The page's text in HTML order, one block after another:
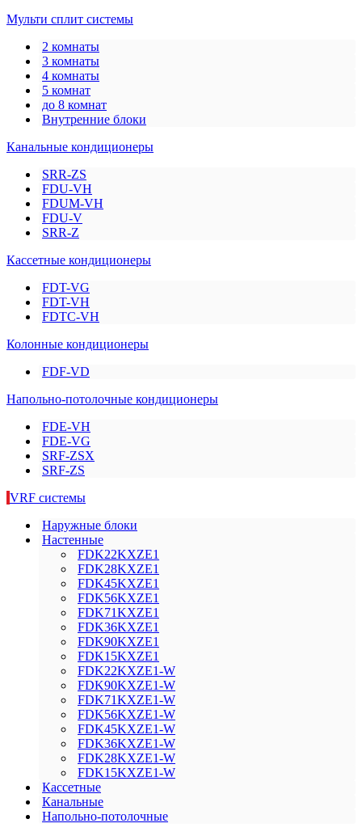
Мульти сплит системы
2 комнаты
3 комнаты
4 комнаты
5 комнат
до 8 комнат
Внутренние блоки
Канальные кондиционеры
SRR-ZS
FDU-VH
FDUM-VH
FDU-V
SRR-Z
Кассетные кондиционеры
FDT-VG
FDT-VH
FDTC-VH
Колонные кондиционеры
FDF-VD
Напольно-потолочные кондиционеры
FDE-VH
FDE-VG
SRF-ZSX
SRF-ZS
VRF системы
Наружные блоки
Настенные
FDK22KXZE1
FDK28KXZE1
FDK45KXZE1
FDK56KXZE1
FDK71KXZE1
FDK36KXZE1
FDK90KXZE1
FDK15KXZE1
FDK22KXZE1-W
FDK90KXZE1-W
FDK71KXZE1-W
FDK56KXZE1-W
FDK45KXZE1-W
FDK36KXZE1-W
FDK28KXZE1-W
FDK15KXZE1-W
Кассетные
Канальные
Напольно-потолочные